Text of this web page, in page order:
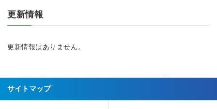
更新情報
更新情報はありません。
サイトマップ